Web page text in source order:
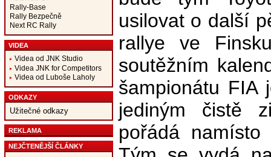
Rally-Base
Rally Bezpečně
Next RC Rally
VIDEA
Videa od JNK Studio
Videa JNK for Competitors
Videa od Luboše Laholy
ODKAZY
Užitečné odkazy
REKLAMA
NEJČTENĚJŠÍ ČLÁNKY
usilovat o další
rallye ve
soutěžním
šampionátu FIA
jediným čistě
pořádá